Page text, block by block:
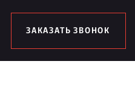
ЗАКАЗАТЬ ЗВОНОК